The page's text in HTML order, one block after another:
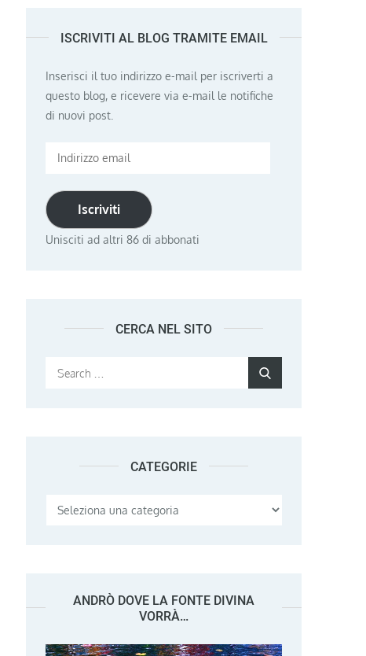
ISCRIVITI AL BLOG TRAMITE EMAIL
Inserisci il tuo indirizzo e-mail per iscriverti a
questo blog, e ricevere via e-mail le notifiche
di nuovi post.
Indirizzo
Iscriviti
Unisciti ad altri 86 di abbonati
CERCA NEL SITO
Search
CATEGORIE
Categorie
ANDRÒ DOVE LA FONTE DIVINA
VORRÀ…